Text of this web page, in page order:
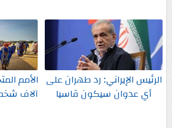
الرئيس الإيراني: رد طهران على
أي عدوان سيكون قاسيا
آلاف